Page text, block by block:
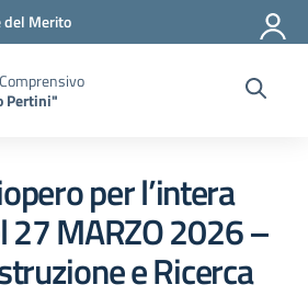
Merito
Pertini"
per l’intera
27 MARZO 2026 –
e Ricerca